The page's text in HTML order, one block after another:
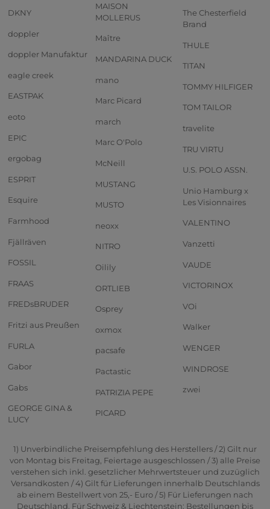
DKNY
doppler
doppler Manufaktur
eagle creek
EASTPAK
eoto
EPIC
ergobag
ESPRIT
Esquire
Farmhood
Fjällräven
FOSSIL
FRAAS
FREDsBRUDER
Fritzi aus Preußen
FURLA
Gabor
Gabs
GEORGE GINA &
LUCY
MAISON
MOLLERUS
Maître
MANDARINA DUCK
mano
Marc Picard
march
Marc O'Polo
McNeill
MUSTANG
MUSTO
neoxx
NITRO
Oilily
ORTLIEB
Osprey
oxmox
pacsafe
Pactastic
PATRIZIA PEPE
PICARD
The Chesterfield
Brand
THULE
TITAN
TOMMY HILFIGER
TOM TAILOR
travelite
TRU VIRTU
U.S. POLO ASSN.
Unio Hamburg x
Les Visionnaires
VALENTINO
Vanzetti
VAUDE
VICTORINOX
VOi
Walker
WENGER
WINDROSE
zwei
1) Unverbindliche Preisempfehlung des Herstellers / 2) Gilt nur
von Montag bis Freitag, Feiertage ausgeschlossen / 3) alle Preise
verstehen sich inkl. gesetzlicher Mehrwertsteuer und zuzüglich
Versandkosten / 4) Gilt für Lieferungen innerhalb Deutschlands
ab einem Bestellwert von 25,- Euro / 5) Für Lieferungen nach
Deutschland. Für Schweiz & Liechtenstein: Bestellungen bis